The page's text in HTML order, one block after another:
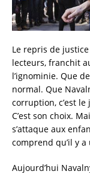
Le repris de
lecteurs, franchit
l’ignominie. Que
normal. Que
corruption, c’est
C’est son choix.
s’attaque aux
comprend qu’il y
Aujourd’hui